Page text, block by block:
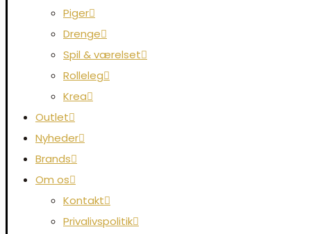
Piger
Drenge
Spil & værelset
Rolleleg
Krea
Outlet
Nyheder
Brands
Om os
Kontakt
Privalivspolitik